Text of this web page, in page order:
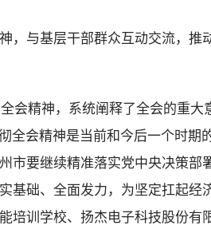
，与基层干部群众互动交流，推
会精神，系统阐释了全会的重大
全会精神是当前和今后一个时期
市要继续精准落实党中央决策部
基础、全面发力，为坚定扛起经
培训学校、扬杰电子科技股份有